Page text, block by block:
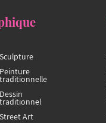
Sculpture
Peinture
traditionnelle
Dessin
traditionnel
Street Art